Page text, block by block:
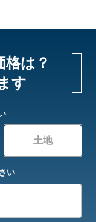
は？
す
土地
い